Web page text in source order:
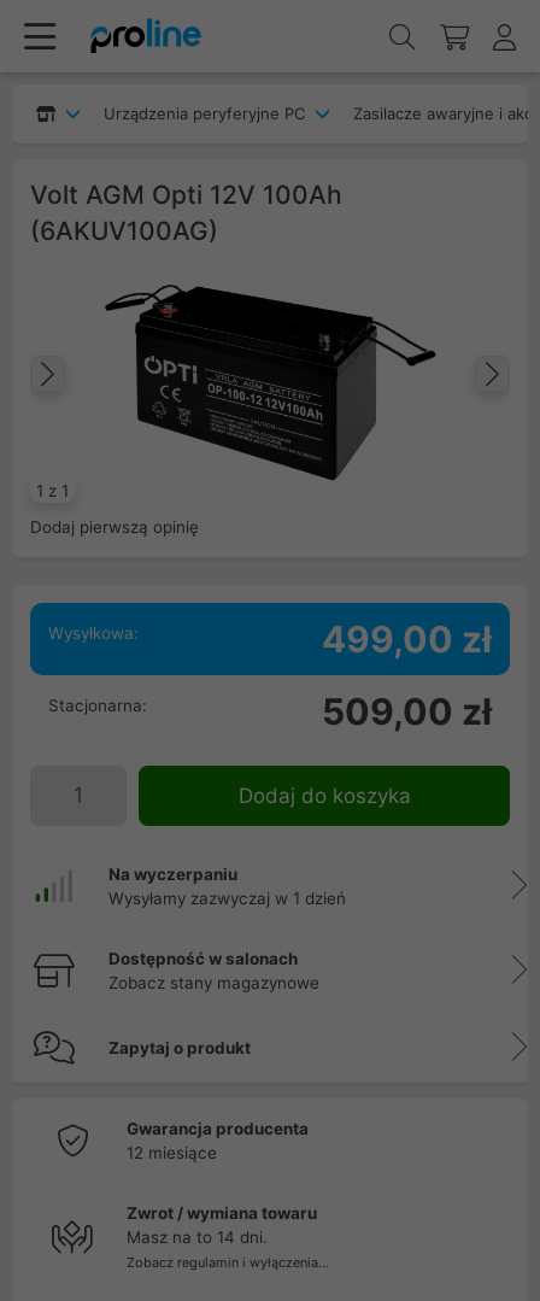
Urządzenia peryferyjne PC Zasilacze awaryjne i
Volt AGM Opti 12V 100Ah
(6AKUV100AG)
1 z 1
Poprzedni
Dodaj pierwszą opinię
Wysyłkowa: 499,00 zł
Stacjonarna: 509,00 zł
Dodaj do koszyka
Na wyczerpaniu
Wysyłamy zazwyczaj w 1 dzień
Dostępność w salonach
Zobacz stany magazynowe
Zapytaj o produkt
Gwarancja producenta
12 miesiące
Zwrot / wymiana towaru
Masz na to 14 dni.
Zobacz regulamin i wyłączenia...